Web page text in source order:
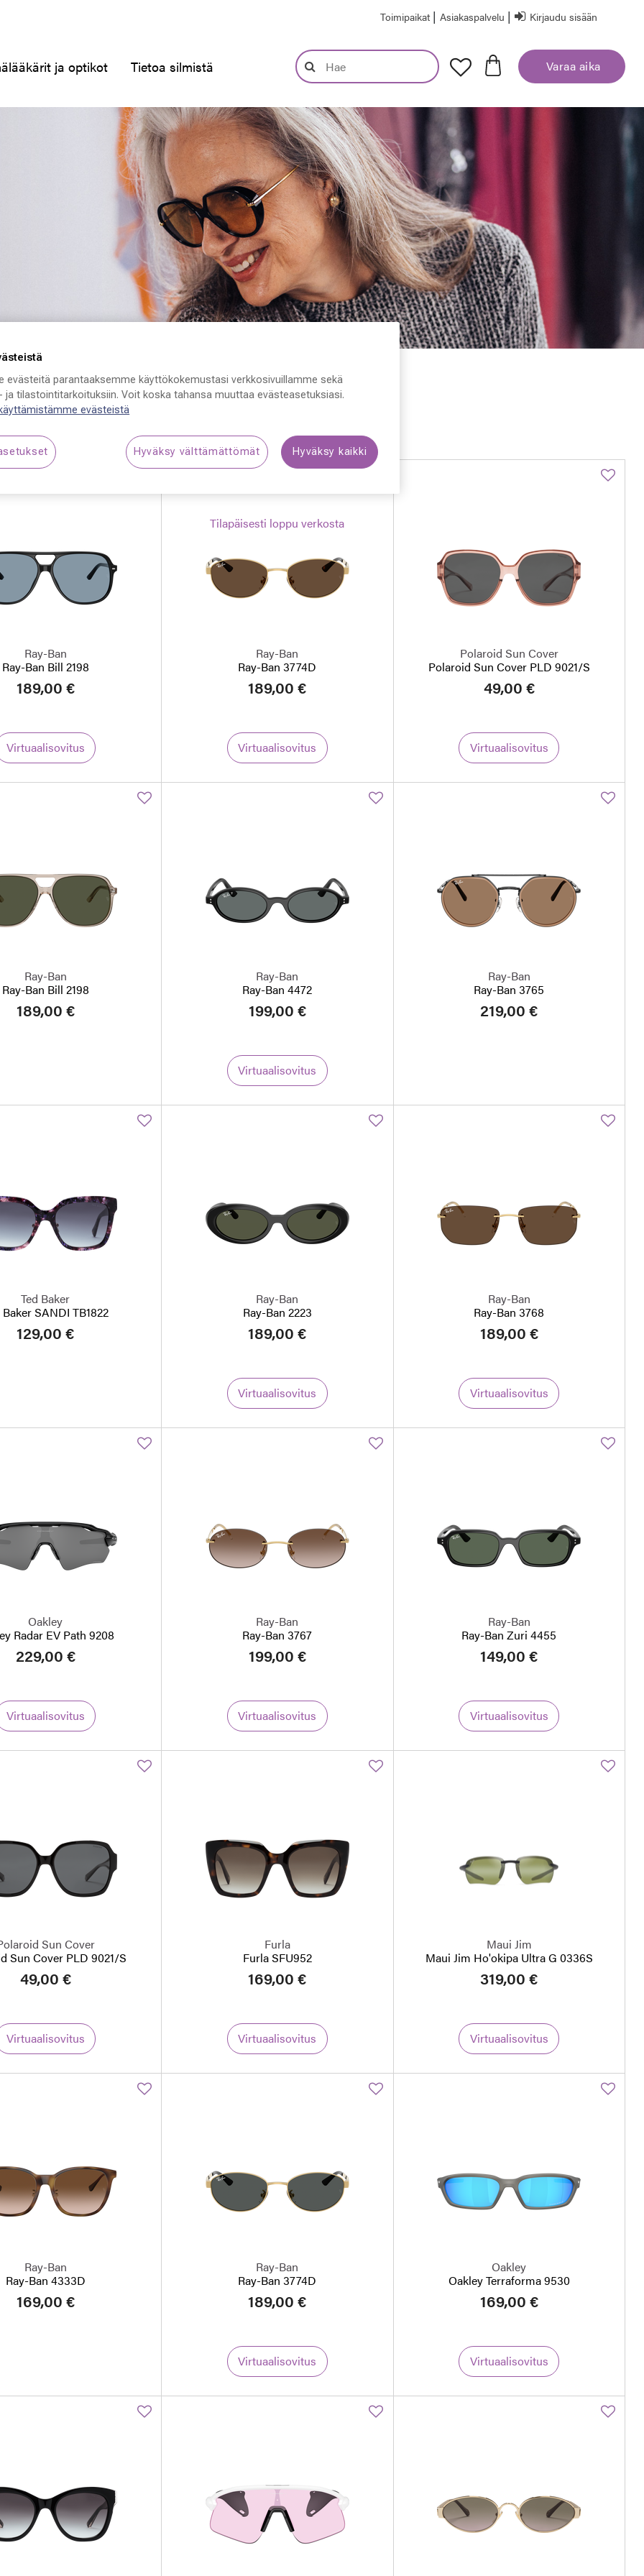
Toimipaikat | Asiakaspalvelu | Kirjaudu sisään
ja optikot Tietoa silmistä Varaa aika
Ray-Ban
Ray-Ban Bill 2198
189,00 €
Virtuaalisovitus
Tilapäisesti loppu verkosta
Ray-Ban
Ray-Ban 3774D
189,00 €
Virtuaalisovitus
Polaroid Sun Cover
Polaroid Sun Cover PLD 9021/S
49,00 €
Virtuaalisovitus
Ray-Ban
Ray-Ban Bill 2198
189,00 €
Ray-Ban
Ray-Ban 4472
199,00 €
Virtuaalisovitus
Ray-Ban
Ray-Ban 3765
219,00 €
Ted Baker
Baker SANDI TB1822
129,00 €
Ray-Ban
Ray-Ban 2223
189,00 €
Virtuaalisovitus
Ray-Ban
Ray-Ban 3768
189,00 €
Virtuaalisovitus
Oakley
Radar EV Path 9208
229,00 €
Virtuaalisovitus
Ray-Ban
Ray-Ban 3767
199,00 €
Virtuaalisovitus
Ray-Ban
Ray-Ban Zuri 4455
149,00 €
Virtuaalisovitus
Sun Cover
Sun Cover PLD 9021/S
49,00 €
Virtuaalisovitus
Furla
Furla SFU952
169,00 €
Virtuaalisovitus
Maui Jim
Maui Jim Ho'okipa Ultra G 0336S
319,00 €
Virtuaalisovitus
Ray-Ban
Ray-Ban 4333D
169,00 €
Ray-Ban
Ray-Ban 3774D
189,00 €
Virtuaalisovitus
Oakley
Oakley Terraforma 9530
169,00 €
Virtuaalisovitus
evästeitä parantaaksemme käyttökokemustasi verkkosivuillamme sekä
ja tilastointitarkoituksiin. Voit koska tahansa muuttaa evästeasetuksiasi.
evästeistä
Hyväksy välttämättömät Hyväksy kaikki